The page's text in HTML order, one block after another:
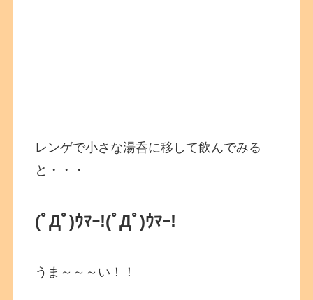
レンゲで小さな湯呑に移して飲んでみる
と・・・
(ﾟДﾟ)ｳﾏｰ!(ﾟДﾟ)ｳﾏｰ!
うま～～～い！！